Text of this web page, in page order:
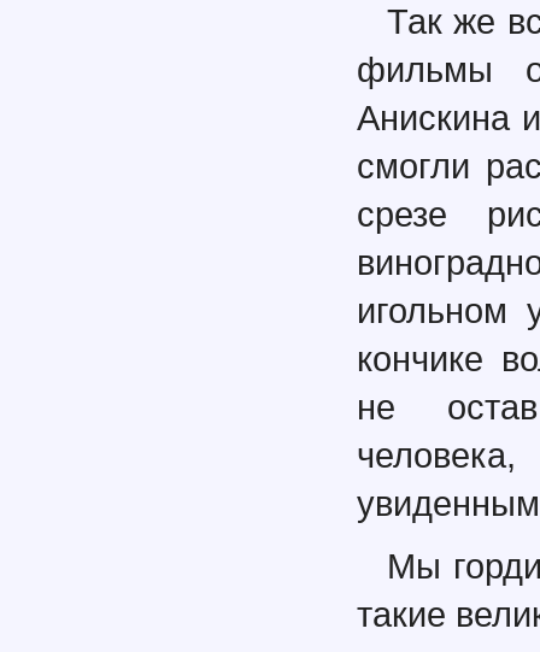
Так же
фильмы о
Анискина
смогли
срезе
игольном
кончике
не
Мы
такие